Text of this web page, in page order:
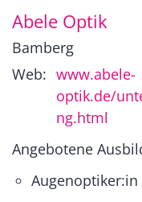
Abele Optik
Bamberg
Web: www.abele-
optik.de/
ng.html
Angebotene
Augenoptiker:in